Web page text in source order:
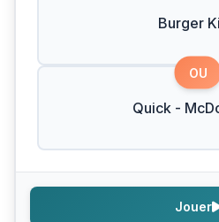
Burger
OU
Quick -
Jouer